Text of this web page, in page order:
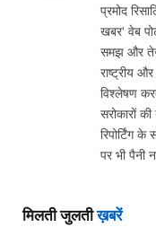
प्रमोद
खबर' वेब
समझ और तेज
राष्ट्रीय
विश्लेषण
सरोकारों
रिपोर्टिंग
पर भी पैनी
मिलती जुलतीख़बरें